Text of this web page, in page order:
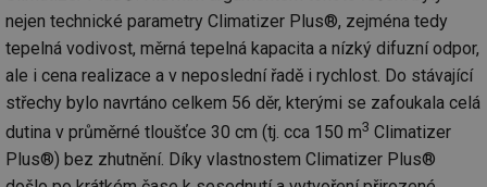
nejen technické parametry Climatizer Plus®, zejména tedy
tepelná vodivost, měrná tepelná kapacita a nízký difuzní odpor,
ale i cena realizace a v neposlední řadě i rychlost. Do stávající
střechy bylo navrtáno celkem 56 děr, kterými se zafoukala celá
dutina v průměrné tloušťce 30 cm (tj. cca 150 m3 Climatizer
Plus®) bez zhutnění. Díky vlastnostem Climatizer Plus®